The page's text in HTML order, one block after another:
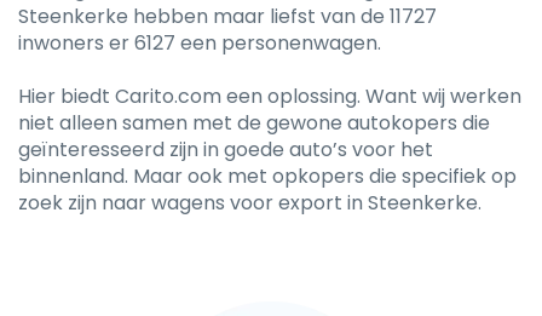
Steenkerke hebben maar liefst van de 11727
inwoners er 6127 een personenwagen.
Hier biedt Carito.com een oplossing. Want wij werken
niet alleen samen met de gewone autokopers die
geïnteresseerd zijn in goede auto’s voor het
binnenland. Maar ook met opkopers die specifiek op
zoek zijn naar wagens voor export in Steenkerke.